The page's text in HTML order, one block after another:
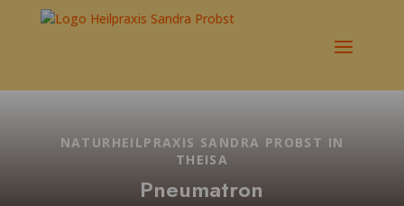
NATURHEILPRAXIS SANDRA PROBST IN
THEISA
Pneumatron